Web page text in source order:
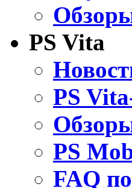
PS Vita
PS
PS
FAQ